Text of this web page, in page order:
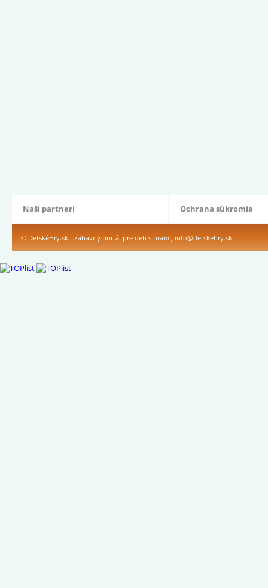
Naši partneri Ochrana súkromia
© DetskéHry.sk - Zábavný portál pre deti s hrami, info@detskehry.sk